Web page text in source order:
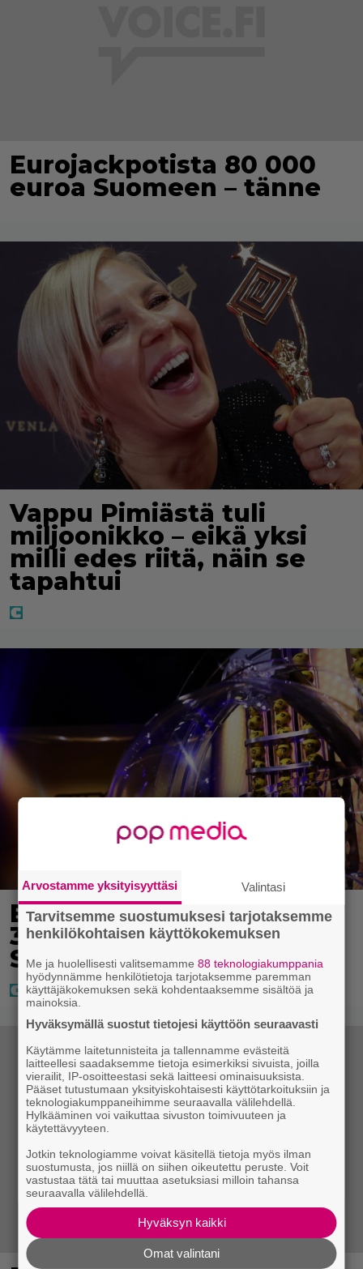
Eurojackpotista 80 000
euroa Suomeen – tänne
Vappu Pimiästä tuli
miljoonikko – eikä yksi
milli edes riitä, näin se
tapahtui
Eurojackpotissa poksahti
32,7 miljoonaa, ja tänne
Suomen isoin voitto meni
Arvostamme yksityisyyttäsi Valintasi
Tarvitsemme suostumuksesi tarjotaksemme
henkilökohtaisen käyttökokemuksen
Me ja huolellisesti valitsemamme88 teknologiakumppania
hyödynnämme henkilötietoja tarjotaksemme paremman
käyttäjäkokemuksen sekä kohdentaaksemme sisältöä ja
mainoksia.
Hyväksymällä suostut tietojesi käyttöön seuraavasti
Käytämme laitetunnisteita ja tallennamme evästeitä
laitteellesi saadaksemme tietoja esimerkiksi sivuista, joilla
vierailit, IP-osoitteestasi sekä laitteesi ominaisuuksista.
Pääset tutustumaan yksityiskohtaisesti käyttötarkoituksiin ja
teknologiakumppaneihimme seuraavalla välilehdellä.
Hylkääminen voi vaikuttaa sivuston toimivuuteen ja
käytettävyyteen.
Jotkin teknologiamme voivat käsitellä tietoja myös ilman
suostumusta, jos niillä on siihen oikeutettu peruste. Voit
vastustaa tätä tai muuttaa asetuksiasi milloin tahansa
seuraavalla välilehdellä.
Hyväksyn kaikki
Omat valintani